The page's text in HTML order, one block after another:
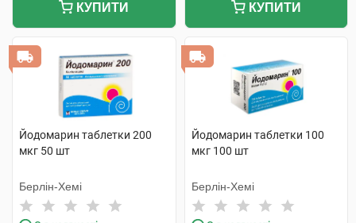
КУПИТИ КУПИТИ
Йодомарин таблетки 200
мкг 50 шт
Берлін-Хемі
Йодомарин таблетки 100
мкг 100 шт
Берлін-Хемі